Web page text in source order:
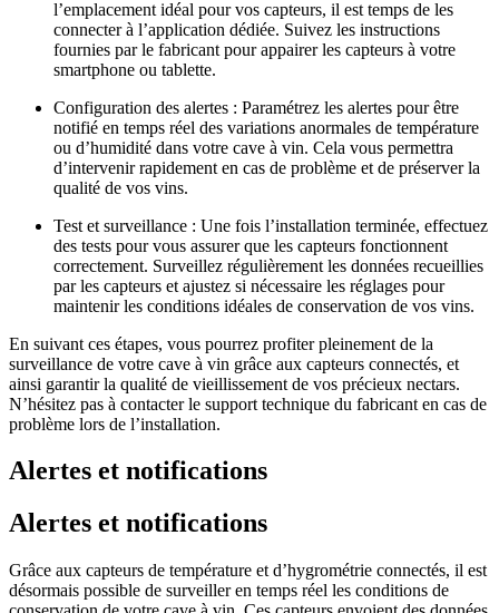
l’emplacement idéal pour vos capteurs, il est temps de les
connecter à l’application dédiée. Suivez les instructions
fournies par le fabricant pour appairer les capteurs à votre
smartphone ou tablette.
Configuration des alertes : Paramétrez les alertes pour être
notifié en temps réel des variations anormales de température
ou d’humidité dans votre cave à vin. Cela vous permettra
d’intervenir rapidement en cas de problème et de préserver la
qualité de vos vins.
Test et surveillance : Une fois l’installation terminée, effectuez
des tests pour vous assurer que les capteurs fonctionnent
correctement. Surveillez régulièrement les données recueillies
par les capteurs et ajustez si nécessaire les réglages pour
maintenir les conditions idéales de conservation de vos vins.
En suivant ces étapes, vous pourrez profiter pleinement de la
surveillance de votre cave à vin grâce aux capteurs connectés, et
ainsi garantir la qualité de vieillissement de vos précieux nectars.
N’hésitez pas à contacter le support technique du fabricant en cas de
problème lors de l’installation.
Alertes et notifications
Alertes et notifications
Grâce aux capteurs de température et d’hygrométrie connectés, il est
désormais possible de surveiller en temps réel les conditions de